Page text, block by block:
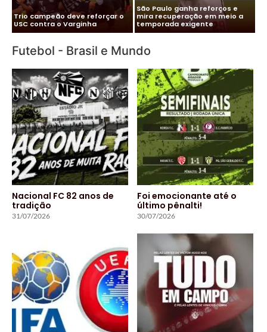
Cléber Xavier é o novo técnico
do Santos
Vitor Roque chega ao Brasil e
Palmeiras monta esquema
para evitar exposição
Futebol - Brasil e Mundo
Nacional FC 82 anos de
tradição
31/07/2026
Foi emocionante até o
último pênalti!
30/07/2026